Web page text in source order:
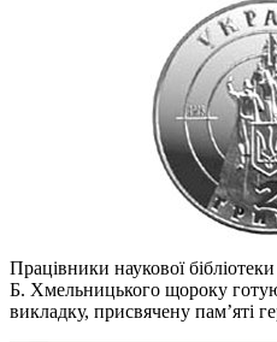
Працівники наукової
Б. Хмельницького щороку
викладку, присвячену пам’яті